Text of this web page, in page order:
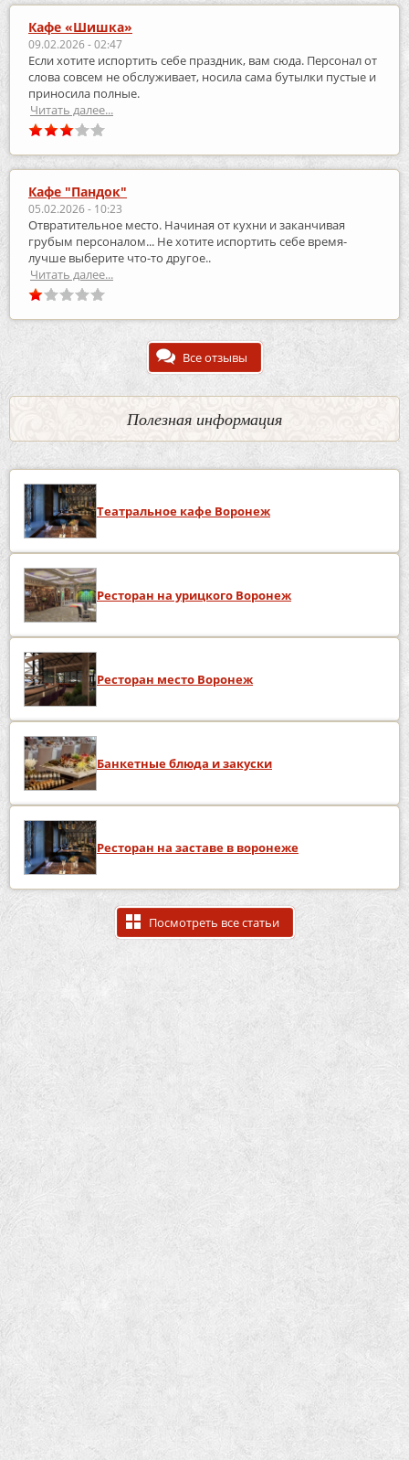
Кафе «Шишка»
09.02.2026 - 02:47
Если хотите испортить себе праздник, вам сюда. Персонал от
слова совсем не обслуживает, носила сама бутылки пустые и
приносила полные.
Читать далее...
Кафе "Пандок"
05.02.2026 - 10:23
Отвратительное место. Начиная от кухни и заканчивая
грубым персоналом... Не хотите испортить себе время-
лучше выберите что-то другое..
Читать далее...
Все отзывы
Полезная информация
Театральное кафе Воронеж
Ресторан на урицкого Воронеж
Ресторан место Воронеж
Банкетные блюда и закуски
Ресторан на заставе в воронеже
Посмотреть все статьи